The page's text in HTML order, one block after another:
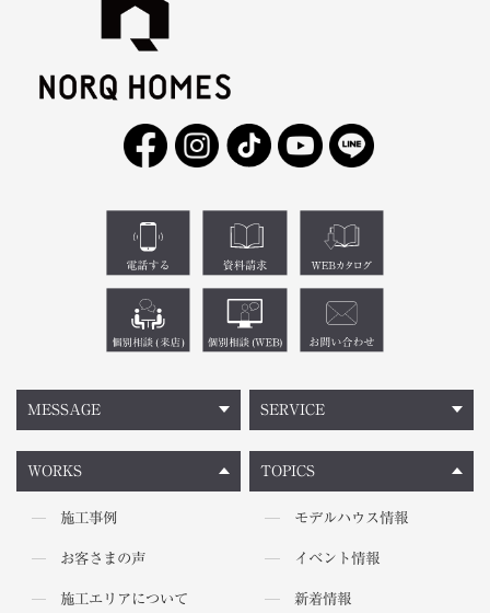
MESSAGE
WORKS
施工事例
お客さまの声
施工エリアについて
TOPICS
モデルハウス情報
イベント情報
新着情報
SERVICE